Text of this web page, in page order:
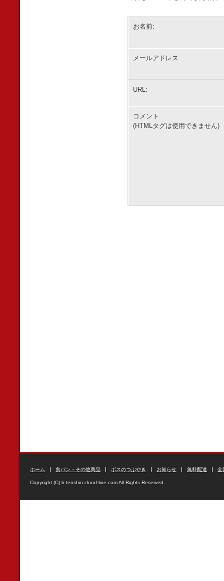
お名前:
メールアドレス:
URL:
コメント
(HTMLタグは使用できません)
ホーム 食パン・その他商品 ボスのつぶやき お知らせ 無料配達 全
Copyright (C) b-tenshin.cloud-line.com All Rights Reserved.